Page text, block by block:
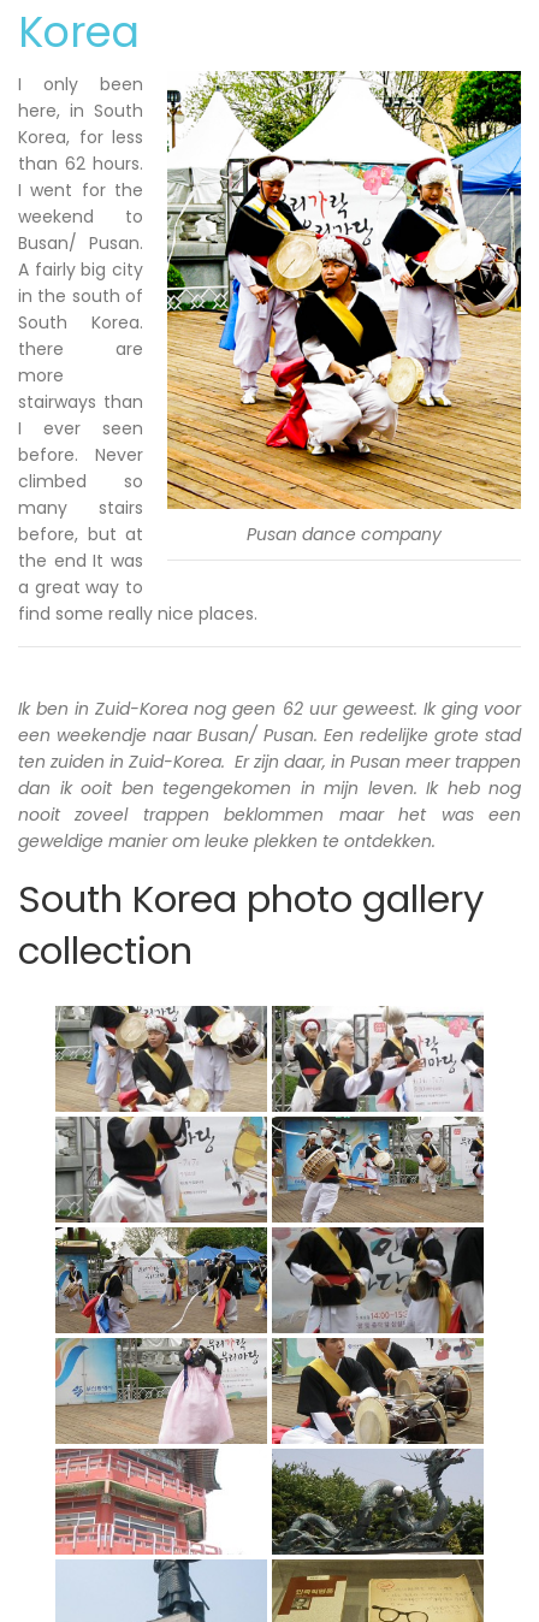
Korea
Pusan dance company
I only been
here, in South
Korea, for less
than 62 hours.
I went for the
weekend to
Busan/ Pusan.
A fairly big city
in the south of
South Korea.
there are
more
stairways than
I ever seen
before. Never
climbed so
many stairs
before, but at
the end It was
a great way to
find some really nice places.
Ik ben in Zuid-Korea nog geen 62 uur geweest. Ik ging voor
een weekendje naar Busan/ Pusan. Een redelijke grote stad
ten zuiden in Zuid-Korea. Er zijn daar, in Pusan meer trappen
dan ik ooit ben tegengekomen in mijn leven. Ik heb nog
nooit zoveel trappen beklommen maar het was een
geweldige manier om leuke plekken te ontdekken.
South Korea photo gallery
collection